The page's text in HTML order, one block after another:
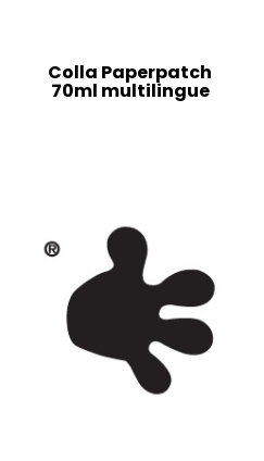
Colla Paperpatch
70ml multilingue